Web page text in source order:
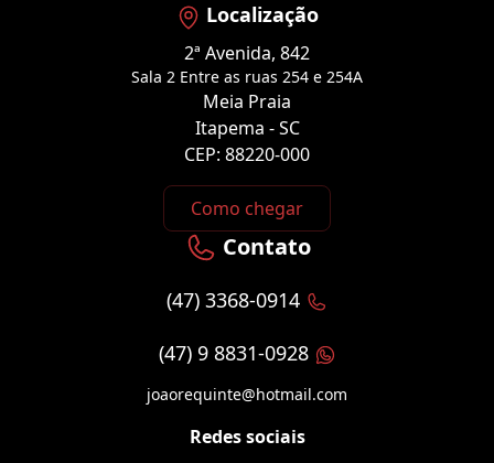
Localização
2ª Avenida, 842
Sala 2 Entre as ruas 254 e 254A
Meia Praia
Itapema - SC
CEP: 88220-000
Como chegar
Contato
(47) 3368-0914
(47) 9 8831-0928
joaorequinte@hotmail.com
Redes sociais